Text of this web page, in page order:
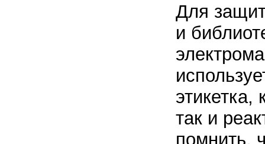
Для
и
этикетка,
так и
помнить,